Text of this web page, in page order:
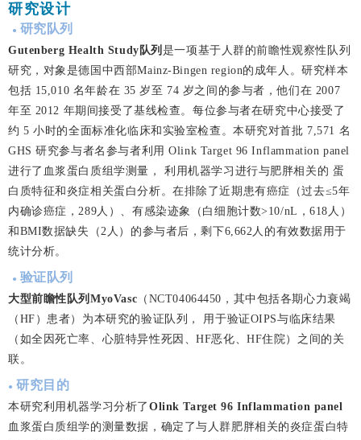
研究设计
● 研究队列
Gutenberg Health Study队列 是一项基于人群的前瞻性观察性队列
研究，对象是德国中西部Mainz-Bingen region的成年人。研究样本
包括 15,010 名年龄在 35 岁至 74 岁之间的参与者，他们在 2007
年至 2012 年期间接受了基线检查。每位参与者在研究中心接受了
约 5 小时的全面标准化临床和实验室检查。本研究对首批 7,571 名
GHS 研究参与者名参与者利用 Olink Target 96 Inflammation panel
进行了血浆蛋白质组学测量， 利用机器学习进行与肥胖相关的 蛋
白质特征和炎症相关蛋白分析。在排除了近期患有癌症（过去≤5年
内确诊癌症，289人）、有感染迹象（白细胞计数>10/nL，618人）
和BMI数据缺失（2人）的参与者后，剩下6,662人的有效数据用于
统计分析。
● 验证队列
大型前瞻性队列MyoVasc （NCT04064450，其中包括各期心力衰竭
（HF）患者）为本研究的验证队列， 用于验证OIPS与临床结果
（如全因死亡率、心脏特异性死因、HF恶化、HF住院）之间的关
联。
●研究目的
本研究利用机器学习分析了 Olink Target 96 Inflammation panel
血浆蛋白质组学的测量数据，确定了与人群肥胖相关的炎症蛋白特